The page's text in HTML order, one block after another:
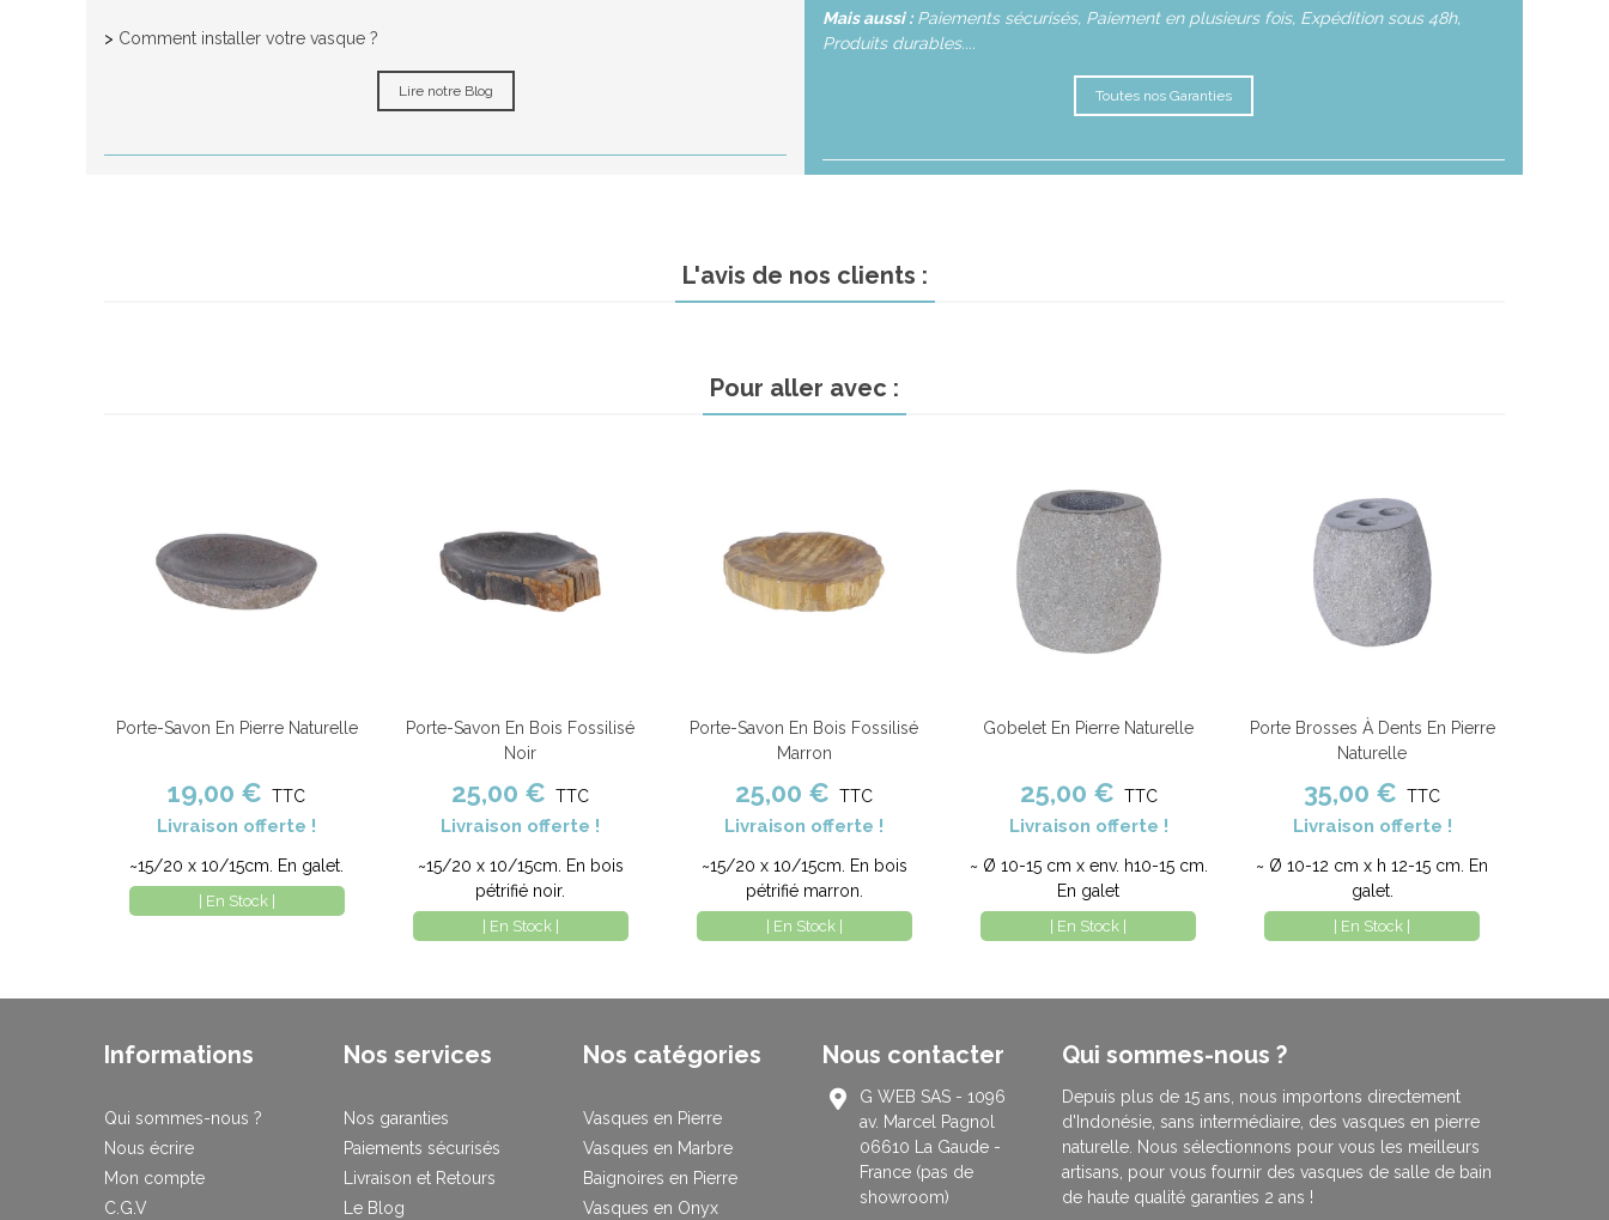
> Comment installer votre vasque ?
Lire notre Blog
Mais aussi :Paiements sécurisés, Paiement en plusieurs fois, Expédition sous 48h,
Produits durables....
Toutes nos Garanties
L'avis de nos clients :
Pour aller avec :
Ajouter au panier Comparer
Porte-Savon En Pierre Naturelle
19,00 € TTC
Livraison offerte !
~15/20 x 10/15cm. En galet.
| En Stock |
Ajouter au panier Comparer
Porte-Savon En Bois Fossilisé
Noir
25,00 € TTC
Livraison offerte !
~15/20 x 10/15cm. En bois
pétrifié noir.
| En Stock |
Ajouter au panier Comparer
Porte-Savon En Bois Fossilisé
Marron
25,00 € TTC
Livraison offerte !
~15/20 x 10/15cm. En bois
pétrifié marron.
| En Stock |
Ajouter au panier Comparer
Gobelet En Pierre Naturelle
25,00 € TTC
Livraison offerte !
~ Ø 10-15 cm x env. h10-15 cm.
En galet
| En Stock |
Ajouter au panier Comparer
Porte Brosses À Dents En Pierre
Naturelle
35,00 € TTC
Livraison offerte !
~ Ø 10-12 cm x h 12-15 cm. En
galet.
| En Stock |
Informations
Qui sommes-nous ?
Nous écrire
Mon compte
C.G.V
Nos services
Nos garanties
Paiements sécurisés
Livraison et Retours
Le Blog
Nos catégories
Vasques en Pierre
Vasques en Marbre
Baignoires en Pierre
Vasques en Onyx
Nous contacter
G WEB SAS - 1096
av. Marcel Pagnol
06610 La Gaude -
France (pas de
showroom)
Qui sommes-nous ?
Depuis plus de 15 ans, nous importons directement
d'Indonésie, sans intermédiaire, des vasques en pierre
naturelle. Nous sélectionnons pour vous les meilleurs
artisans, pour vous fournir des vasques de salle de bain
de haute qualité garanties 2 ans !